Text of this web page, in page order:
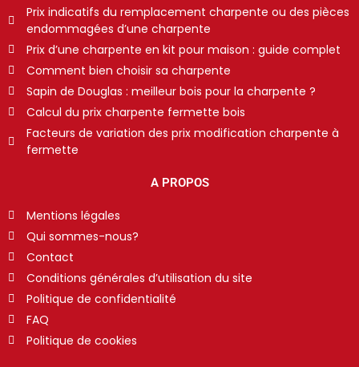
Prix indicatifs du remplacement charpente ou des pièces
endommagées d’une charpente
Prix d’une charpente en kit pour maison : guide complet
Comment bien choisir sa charpente
Sapin de Douglas : meilleur bois pour la charpente ?
Calcul du prix charpente fermette bois
Facteurs de variation des prix modification charpente à
fermette
A PROPOS
Mentions légales
Qui sommes-nous?
Contact
Conditions générales d’utilisation du site
Politique de confidentialité
FAQ
Politique de cookies